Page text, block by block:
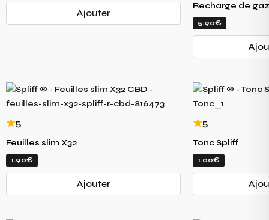
Ajouter
Recharge de gaz
5.90€
5
Feuilles slim X32
1.90€
Ajouter
5
Tonc Spliff
1.00€